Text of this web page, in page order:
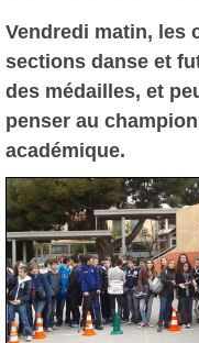
Vendredi matin, les
sections danse et
des médailles, et
penser au
académique.